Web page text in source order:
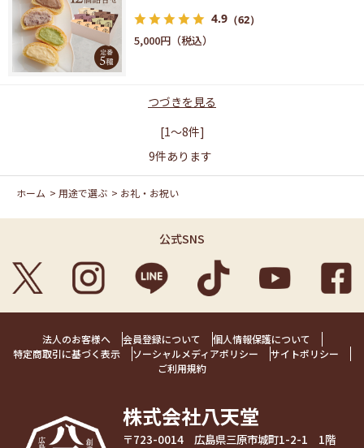
4.9 （62）
5,000円
つづきを見る
[1～8件]
9件あります
ホーム > 用途で選ぶ > お礼・お祝い
公式SNS
法人のお客様へ 会員登録について
個人情報保護について
特定商取引に基づく表示
ソーシャルメディアポリシー
サイトポリシー
ご利用規約
株式会社八天堂
〒723-0014 広島県三原市城町1-2-1 1階